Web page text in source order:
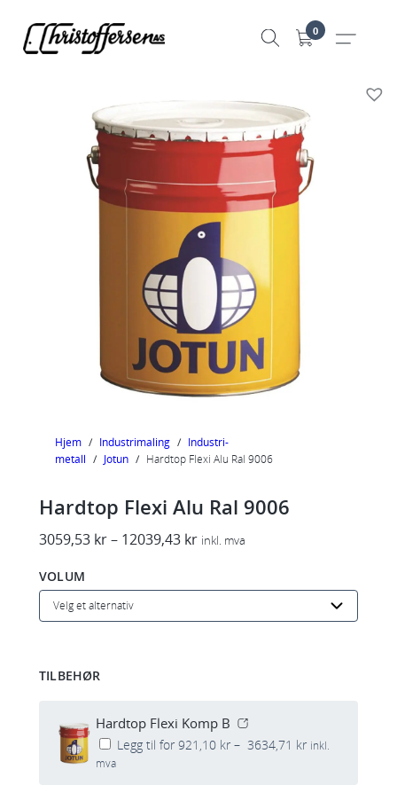
0
Hjem / Industrimaling / Industri-
metall / Jotun / Hardtop Flexi Alu Ral 9006
Hardtop Flexi Alu Ral 9006
3059,53 kr– 12039,43 krP
o
e
inkl. mva
VOLUM
TILBEHØR
Hardtop Flexi Komp B
Legg til for 921,10 kr – 3634,71 krPinkl.
mva